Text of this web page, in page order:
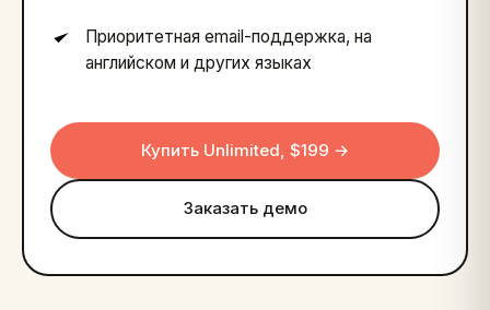
Приоритетная email-поддержка, на
английском и других языках
Купить Unlimited, $199 →
Заказать демо